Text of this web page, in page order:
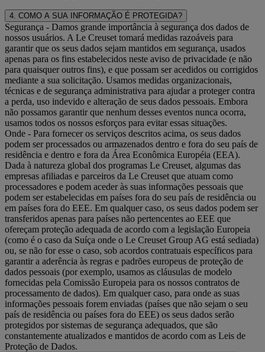
4. COMO A SUA INFORMAÇÃO É PROTEGIDA?
Segurança - Damos grande importância à segurança dos dados de
nossos usuários. A Le Creuset tomará medidas razoáveis ​​para
garantir que os seus dados sejam mantidos em segurança, usados ​​
apenas para os fins estabelecidos neste aviso de privacidade (e não
para quaisquer outros fins), e que possam ser acedidos ​​ou corrigidos
mediante a sua solicitação. Usamos medidas organizacionais,
técnicas e de segurança administrativa para ajudar a proteger contra
a perda, uso indevido e alteração de seus dados pessoais. Embora
não possamos garantir que nenhum desses eventos nunca ocorra,
usamos todos os nossos esforços para evitar essas situações.
Onde - Para fornecer os serviços descritos acima, os seus dados
podem ser processados ​​ou armazenados dentro e fora do seu país de
residência e dentro e fora da Área Econômica Européia (EEA).
Dada à natureza global dos programas Le Creuset, algumas das
empresas afiliadas e parceiros da Le Creuset que atuam como
processadores e podem aceder às suas informações pessoais que
podem ser estabelecidas em países fora do seu país de residência ou
em países fora do EEE. Em qualquer caso, os seus dados podem ser
transferidos apenas para países não pertencentes ao EEE que
ofereçam proteção adequada de acordo com a legislação Europeia
(como é o caso da Suíça onde o Le Creuset Group AG está sediada)
ou, se não for esse o caso, sob acordos contratuais específicos para
garantir a aderência às regras e padrões europeus de proteção de
dados pessoais (por exemplo, usamos as cláusulas de modelo
fornecidas pela Comissão Europeia para os nossos contratos de
processamento de dados). Em qualquer caso, para onde as suas
informações pessoais forem enviadas (países que não sejam o seu
país de residência ou países fora do EEE) os seus dados serão
protegidos por sistemas de segurança adequados, que são
constantemente atualizados e mantidos de acordo com as Leis de
Proteção de Dados.